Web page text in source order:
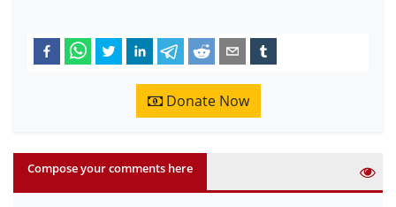
Donate Now
Compose your comments here